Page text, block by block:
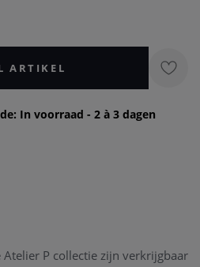
ARTIKEL
In voorraad - 2 à 3 dagen
P collectie zijn verkrijgbaar